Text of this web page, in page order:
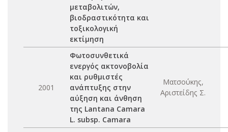
μεταβολιτών,
βιοδραστικότητα και
τοξικολογική
εκτίμηση
2001
Φωτοσυνθετικά
ενεργός ακτονοβολία
και ρυθμιστές
ανάπτυξης στην
αύξηση και άνθηση
της Lantana Camara
L. subsp. Camara
Ματσούκης,
Αριστείδης Σ.